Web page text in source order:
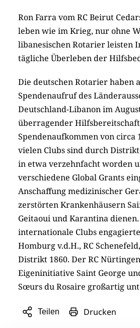
Ron Farra vom RC Beirut
leben wie im Krieg, nur ohne
libanesischen Rotarier leisten
tägliche Überleben der
Die deutschen Rotarier haben
Spendenaufruf des
Deutschland-Libanon im
überragender
Spendenaufkommen von circa
vielen Clubs sind durch
in etwa verzehnfacht worden
verschiedene Global Grants
Anschaffung medizinischer
zerstörten Krankenhäusern
Geitaoui und Karantina
internationale Clubs
Homburg v.d.H., RC
Distrikt 1860. Der RC
Eigeninitiative Saint George
Sœurs du Rosaire großartig
Teilen
Sharing
Drucken